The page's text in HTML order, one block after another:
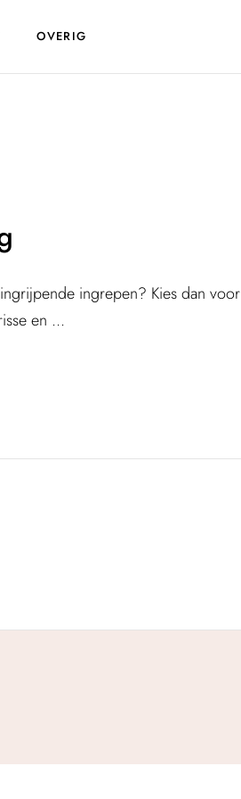
OVERIG
ingrepen? Kies dan voor
en ...